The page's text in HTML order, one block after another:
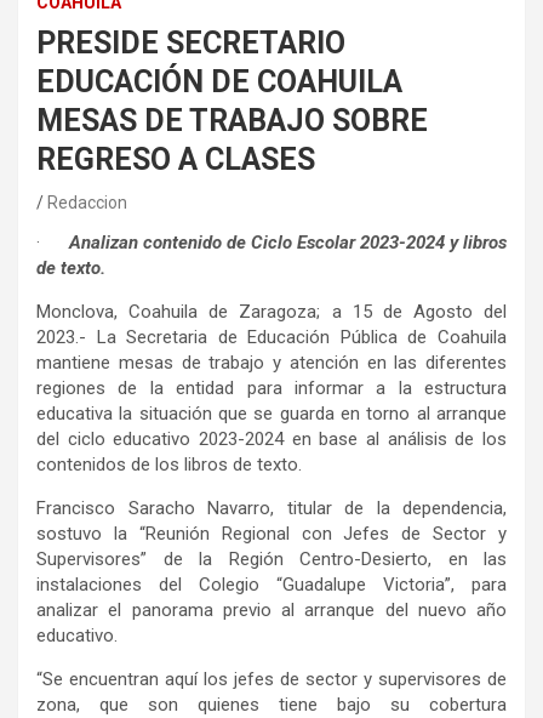
PRESIDE SECRETARIO
EDUCACIÓN DE COAHUILA
MESAS DE TRABAJO SOBRE
REGRESO A CLASES
Redaccion
·Analizan contenido de Ciclo Escolar 2023-2024 y libros
de texto.
Monclova, Coahuila de Zaragoza; a 15 de Agosto del
2023.- La Secretaria de Educación Pública de Coahuila
mantiene mesas de trabajo y atención en las diferentes
regiones de la entidad para informar a la estructura
educativa la situación que se guarda en torno al arranque
del ciclo educativo 2023-2024 en base al análisis de los
contenidos de los libros de texto.
Francisco Saracho Navarro, titular de la dependencia,
sostuvo la “Reunión Regional con Jefes de Sector y
Supervisores” de la Región Centro-Desierto, en las
instalaciones del Colegio “Guadalupe Victoria”, para
analizar el panorama previo al arranque del nuevo año
educativo.
“Se encuentran aquí los jefes de sector y supervisores de
zona, que son quienes tiene bajo su cobertura